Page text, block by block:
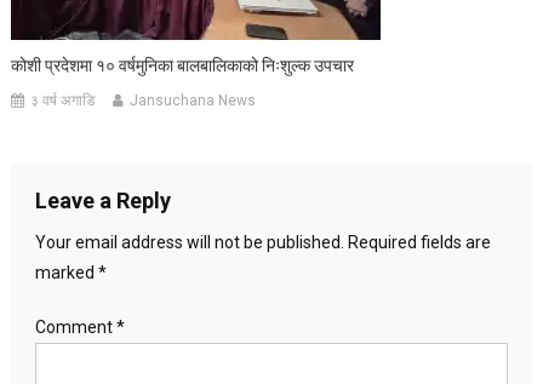
कोशी प्रदेशमा १० वर्षमुनिका बालबालिकाको निःशुल्क उपचार
३ वर्ष अगाडि Jansuchana News
Leave a Reply
Your email address will not be published. Required fields are
marked *
Comment*